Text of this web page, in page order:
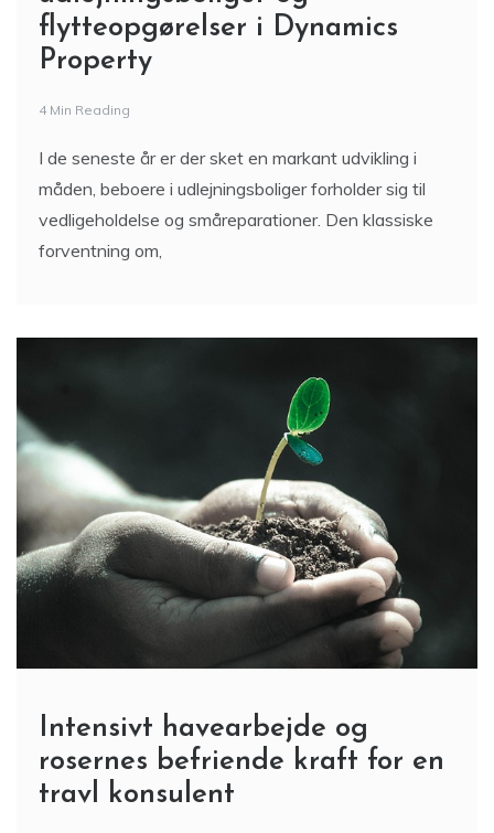
flytteopgørelser i Dynamics
Property
4 Min Reading
I de seneste år er der sket en markant udvikling i
måden, beboere i udlejningsboliger forholder sig til
vedligeholdelse og småreparationer. Den klassiske
forventning om,
Intensivt havearbejde og
rosernes befriende kraft for en
travl konsulent